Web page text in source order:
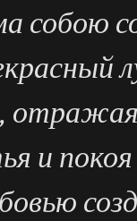
собою
и